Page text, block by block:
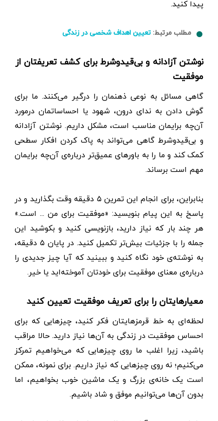
پیدا کنید.
مطلب مرتبط: تعیین اهداف شخصی در زندگی
نوشتن آزادانه و بی‌قید‌وشرط برای کشف تعریفتان از
موفقیت
گاهی مسائل به نوعی ذهنمان را درگیر می‌کنند. ما برای
گوش دادن به ندای درون، شهود یا احساساتمان درمورد
آن‌چه برایمان مناسب است، مشکل داریم. نوشتن آزادانه
و بی‌قیدوشرط گاهی می‌تواند به پاک کردن افکار سطحی
کمک کند و ما را به باورهای عمیق‌تر درباره‌ی آن‌چه برایمان
مهم است برساند.
بنابراین، برای انجام این تمرین ۵ دقیقه وقت بگذارید و در
پاسخ به این پیام بنویسید: «موفقیت برای من ... است.»
هر چند بار که نیاز دارید، بازنویسی کنید و بکوشید این
جمله را با جزئیات بیش‌تر تکمیل کنید. در پایان ۵ دقیقه،
به نوشته‌ی خود نگاه کنید و ببینید که آیا چیز جدیدی را
درباره‌ی معنای موفقیت برای خودتان آموخته‌اید یا خیر.
معیارهایتان را برای تعریف موفقیت تعیین کنید
لحظه‌ای به خط قرمزهایتان فکر کنید، چیزهایی که برای
احساس موفقیت در زندگی به آن‌ها نیاز دارید. حالا مراقب
باشید، زیرا اغلب ما روی چیزهایی که می‌خواهیم تمرکز
می‌کنیم؛ نه روی چیزهایی که نیاز داریم. برای نمونه، ممکن
است یک خانه‌ی بزرگ و یک ماشین خوب بخواهیم، اما
بدون آن‌ها می‌توانیم موفق و شاد باشیم.